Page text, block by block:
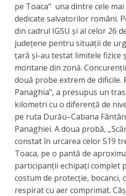
pe Toaca" una dintre cele
dedicate salvatorilor români.
din cadrul IGSU și al celor 26
județene pentru situații de
țară și-au testat limitele fizice
montane din zonă.
două probe extrem de dificile.
Panaghia", a presupus un
kilometri cu o diferență de
pe ruta Durău–Cabana
Panaghiei. A doua probă,
constat în urcarea celor 519
Toaca, pe o pantă de
participanții echipați complet
costum de protecție, bocanci,
respirat cu aer comprimat.